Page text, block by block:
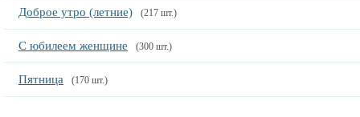
Доброе утро (летние) (217 шт.)
С юбилеем женщине (300 шт.)
Пятница (170 шт.)